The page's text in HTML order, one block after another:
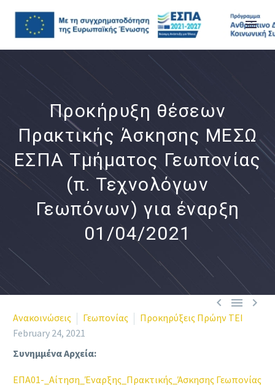
Προκήρυξη θέσεων
Πρακτικής Άσκησης ΜΕΣΩ
ΕΣΠΑ Τμήματος Γεωπονίας
(π. Τεχνολόγων
Γεωπόνων) για έναρξη
01/04/2021
  
Ανακοινώσεις Γεωπονίας
Προκηρύξεις Πρώην ΤΕΙ
February 24, 2021
Συνημμένα Αρχεία:
EΠΑ01-_Αίτηση_Έναρξης_Πρακτικής_Άσκησης Γεωπονίας